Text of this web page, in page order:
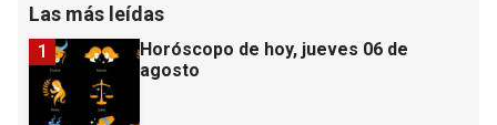
Las más leídas
Horóscopo de hoy, jueves 06 de
agosto
1